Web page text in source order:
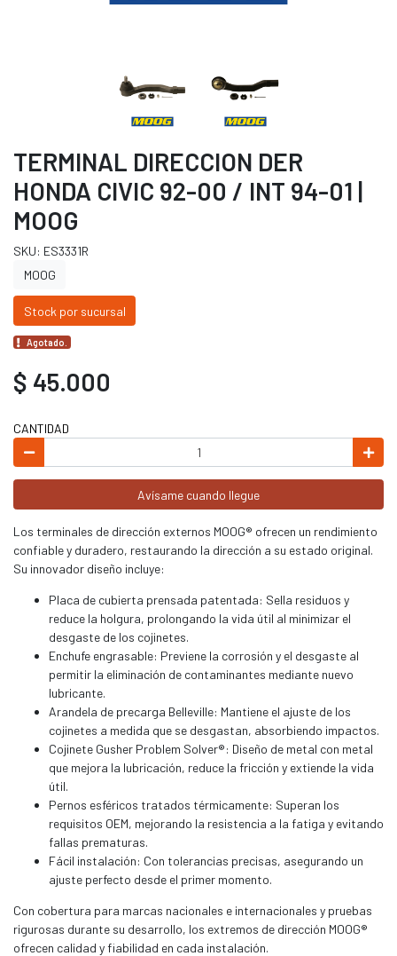
TERMINAL DIRECCION DER
HONDA CIVIC 92-00 / INT 94-01 |
MOOG
SKU: ES3331R
MOOG
Stock por sucursal
Agotado.
$ 45.000
CANTIDAD
Avísame cuando llegue
Los terminales de dirección externos MOOG® ofrecen un rendimiento
confiable y duradero, restaurando la dirección a su estado original.
Su innovador diseño incluye:
Placa de cubierta prensada patentada: Sella residuos y
reduce la holgura, prolongando la vida útil al minimizar el
desgaste de los cojinetes.
Enchufe engrasable: Previene la corrosión y el desgaste al
permitir la eliminación de contaminantes mediante nuevo
lubricante.
Arandela de precarga Belleville: Mantiene el ajuste de los
cojinetes a medida que se desgastan, absorbiendo impactos.
Cojinete Gusher Problem Solver®: Diseño de metal con metal
que mejora la lubricación, reduce la fricción y extiende la vida
útil.
Pernos esféricos tratados térmicamente: Superan los
requisitos OEM, mejorando la resistencia a la fatiga y evitando
fallas prematuras.
Fácil instalación: Con tolerancias precisas, asegurando un
ajuste perfecto desde el primer momento.
Con cobertura para marcas nacionales e internacionales y pruebas
rigurosas durante su desarrollo, los extremos de dirección MOOG®
ofrecen calidad y fiabilidad en cada instalación.